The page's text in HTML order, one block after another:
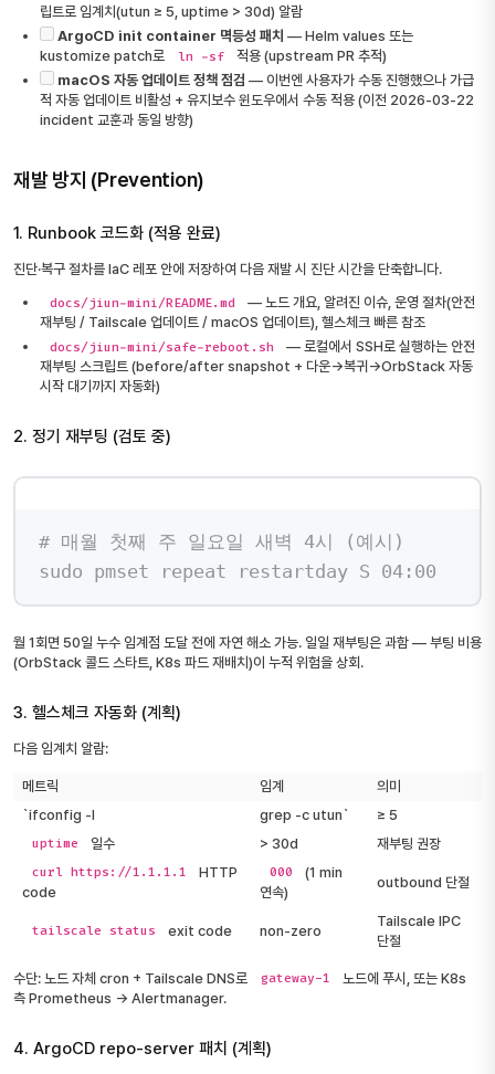
립트로 임계치(utun ≥ 5, uptime > 30d) 알람
ArgoCD init container 멱등성 패치 — Helm values 또는
kustomize patch로
ln -sf
적용 (upstream PR 추적)
macOS 자동 업데이트 정책 점검 — 이번엔 사용자가 수동 진행했으나 가급
적 자동 업데이트 비활성 + 유지보수 윈도우에서 수동 적용 (이전 2026-03-22
incident 교훈과 동일 방향)
재발 방지 (Prevention)
1. Runbook 코드화 (적용 완료)
진단·복구 절차를 IaC 레포 안에 저장하여 다음 재발 시 진단 시간을 단축합니다.
docs/jiun-mini/README.md
— 노드 개요, 알려진 이슈, 운영 절차(안전
재부팅 / Tailscale 업데이트 / macOS 업데이트), 헬스체크 빠른 참조
docs/jiun-mini/safe-reboot.sh
— 로컬에서 SSH로 실행하는 안전
재부팅 스크립트 (before/after snapshot + 다운→복귀→OrbStack 자동
시작 대기까지 자동화)
2. 정기 재부팅 (검토 중)
# 매월 첫째 주 일요일 새벽 4시 (예시)
sudo pmset repeat restartday S 04:00
월 1회면 50일 누수 임계점 도달 전에 자연 해소 가능. 일일 재부팅은 과함 — 부팅 비용
(OrbStack 콜드 스타트, K8s 파드 재배치)이 누적 위험을 상회.
3. 헬스체크 자동화 (계획)
다음 임계치 알람:
메트릭 임계
의미
`ifconfig -l
grep -c utun`
≥ 5
uptime
일수 > 30d
재부팅 권장
curl https://1.1.1.1
HTTP
code
000
(1 min
연속)
outbound 단절
tailscale status exit code non-zero
Tailscale IPC
단절
수단: 노드 자체 cron + Tailscale DNS로 gateway-1
노드에 푸시, 또는 K8s
측 Prometheus → Alertmanager.
4. ArgoCD repo-server 패치 (계획)